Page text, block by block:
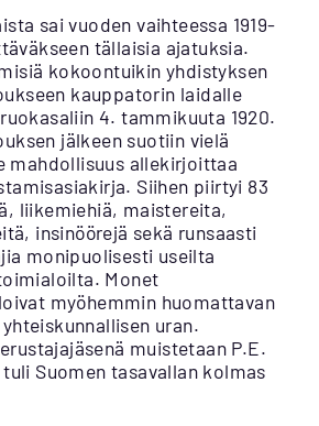
sai vuoden vaihteessa 1919-
tällaisia ajatuksia.
kokoontuikin yhdistyksen
kauppatorin laidalle
4. tammikuuta 1920.
jälkeen suotiin vielä
mahdollisuus allekirjoittaa
Siihen piirtyi 83
liikemiehiä, maistereita,
insinöörejä sekä runsaasti
monipuolisesti useilta
Monet
myöhemmin huomattavan
uran.
muistetaan P.E.
Suomen tasavallan kolmas